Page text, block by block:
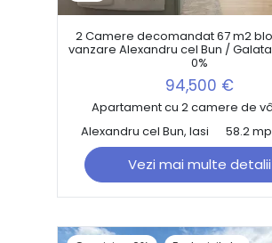
2 Camere decomandat 67 m2
vanzare Alexandru cel Bun /
0%
94,500 €
Apartament cu 2 camere de
Alexandru cel Bun, Iasi
58.2 mp
Vezi mai multe detalii